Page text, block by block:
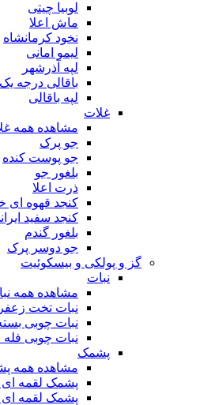
لوبیا چیتی
ماش اعلا
نخود کرمانشاه
لیمو امانی
لپه آذرشهر
باقالی درجه یک
لپه باقالی
غلات
مشاهده همه
جو پرک
جو پوست کنده
بلغور جو
ذرت اعلا
کنجد قهوه ای
کنجد سفید
بلغور گندم
جو دوسر پرک
گز و پولکی و بیسکوئیت
نبات
مشاهده همه
نبات تخت
نبات چوبی بسته
نبات چوبی فله
پشمک
مشاهده همه
پشمک لقمه ای
پشمک لقمه ای